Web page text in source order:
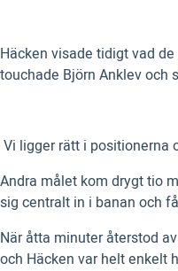
Häcken visade tidigt vad
touchade Björn Anklev och
 Vi ligger rätt i
Andra målet kom drygt tio
sig centralt in i banan och
När åtta minuter återstod
och Häcken var helt enkelt